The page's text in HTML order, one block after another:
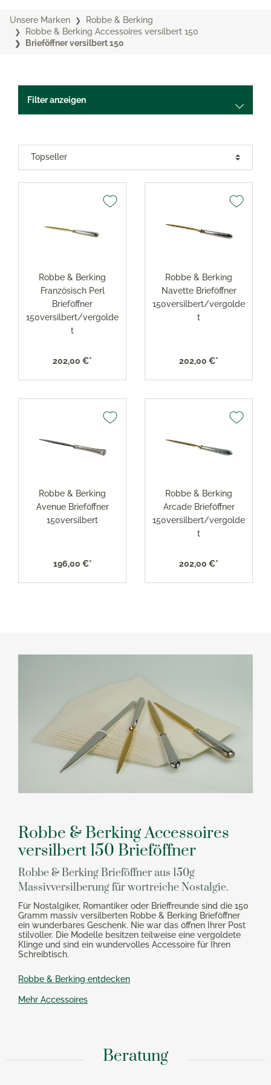
Unsere Marken
Robbe & Berking
Robbe & Berking Accessoires versilbert 150
Brieföffner versilbert 150
Filter anzeigen
Robbe & Berking
Französisch Perl
Brieföffner
150versilbert/vergolde
t
202,00 €*
Robbe & Berking
Navette Brieföffner
150versilbert/vergolde
t
202,00 €*
Robbe & Berking
Avenue Brieföffner
150versilbert
196,00 €*
Robbe & Berking
Arcade Brieföffner
150versilbert/vergolde
t
202,00 €*
Robbe & Berking Accessoires
versilbert 150 Brieföffner
Robbe & Berking Brieföffner aus 150g
Massivversilberung für wortreiche Nostalgie.
Für Nostalgiker, Romantiker oder Brieffreunde sind die 150
Gramm massiv versilberten Robbe & Berking Brieföffner
ein wunderbares Geschenk. Nie war das öffnen Ihrer Post
stilvoller. Die Modelle besitzen teilweise eine vergoldete
Klinge und sind ein wundervolles Accessoire für Ihren
Schreibtisch.
Robbe & Berking entdecken
Mehr Accessoires
Beratung